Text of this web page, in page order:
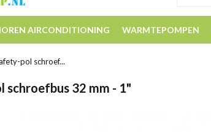
AIRCONDITIONING WARMTEPOMPEN
pol schroef...
32 mm - 1"